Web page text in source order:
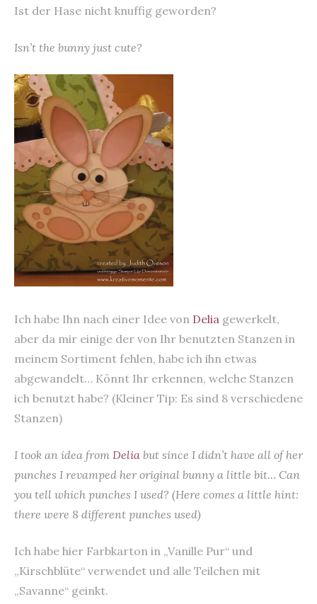
Ist der Hase nicht knuffig geworden?
Isn’t the bunny just cute?
Ich habe Ihn nach einer Idee von Delia gewerkelt,
aber da mir einige der von Ihr benutzten Stanzen in
meinem Sortiment fehlen, habe ich ihn etwas
abgewandelt… Könnt Ihr erkennen, welche Stanzen
ich benutzt habe? (Kleiner Tip: Es sind 8 verschiedene
Stanzen)
I took an idea from Delia but since I didn’t have all of her
punches I revamped her original bunny a little bit… Can
you tell which punches I used? (Here comes a little hint:
there were 8 different punches used)
Ich habe hier Farbkarton in „Vanille Pur“ und
„Kirschblüte“ verwendet und alle Teilchen mit
„Savanne“ geinkt.